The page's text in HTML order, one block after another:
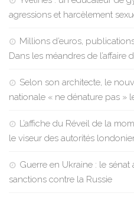
agressions et harcèlement
Millions d’euros,
Dans les méandres de l’affaire
Selon son architecte, le
nationale « ne dénature pas »
L’affiche du Réveil de la
le viseur des autorités
Guerre en Ukraine : le
sanctions contre la Russie